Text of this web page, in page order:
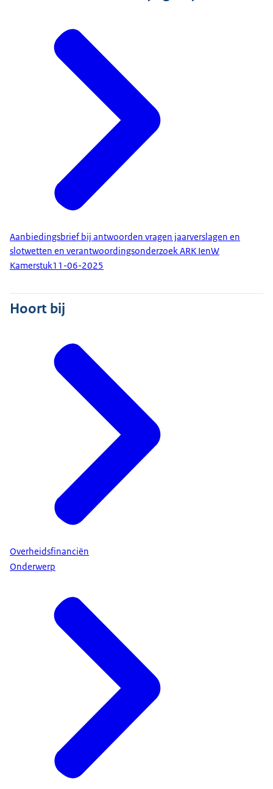
Aanbiedingsbrief bij antwoorden vragen jaarverslagen en
slotwetten en verantwoordingsonderzoek ARK IenW
Kamerstuk11-06-2025
Hoort bij
Overheidsfinanciën
Onderwerp